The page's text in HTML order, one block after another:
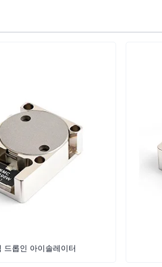
드롭인 아이솔레이터